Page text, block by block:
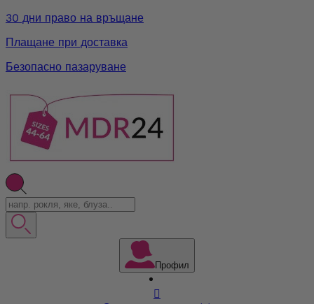
30 дни право на връщане
Плащане при доставка
Безопасно пазаруване
Профил
